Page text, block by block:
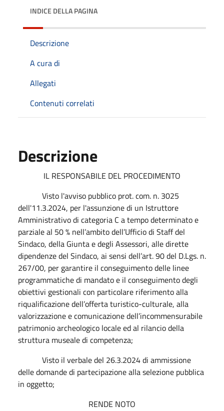
INDICE DELLA PAGINA
Descrizione
A cura di
Allegati
Contenuti correlati
Descrizione
IL RESPONSABILE DEL PROCEDIMENTO
Visto l'avviso pubblico prot. com. n. 3025
dell'11.3.2024, per l'assunzione di un Istruttore
Amministrativo di categoria C a tempo determinato e
parziale al 50 % nell’ambito dell’Ufficio di Staff del
Sindaco, della Giunta e degli Assessori, alle dirette
dipendenze del Sindaco, ai sensi dell’art. 90 del D.Lgs. n.
267/00, per garantire il conseguimento delle linee
programmatiche di mandato e il conseguimento degli
obiettivi gestionali con particolare riferimento alla
riqualificazione dell’offerta turistico-culturale, alla
valorizzazione e comunicazione dell’incommensurabile
patrimonio archeologico locale ed al rilancio della
struttura museale di competenza;
Visto il verbale del 26.3.2024 di ammissione
delle domande di partecipazione alla selezione pubblica
in oggetto;
RENDE NOTO